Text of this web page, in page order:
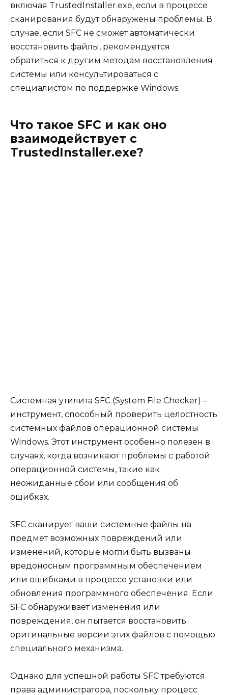
включая TrustedInstaller.exe, если в процессе
сканирования будут обнаружены проблемы. В
случае, если SFC не сможет автоматически
восстановить файлы, рекомендуется
обратиться к другим методам восстановления
системы или консультироваться с
специалистом по поддержке Windows.
Что такое SFC и как оно
взаимодействует с
TrustedInstaller.exe?
Системная утилита SFC (System File Checker) –
инструмент, способный проверить целостность
системных файлов операционной системы
Windows. Этот инструмент особенно полезен в
случаях, когда возникают проблемы с работой
операционной системы, такие как
неожиданные сбои или сообщения об
ошибках.
SFC сканирует ваши системные файлы на
предмет возможных повреждений или
изменений, которые могли быть вызваны
вредоносным программным обеспечением
или ошибками в процессе установки или
обновления программного обеспечения. Если
SFC обнаруживает изменения или
повреждения, он пытается восстановить
оригинальные версии этих файлов с помощью
специального механизма.
Однако для успешной работы SFC требуются
права администратора, поскольку процесс